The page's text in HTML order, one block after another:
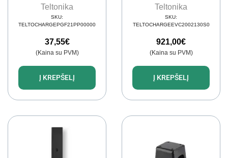
TeltoCharge EVC2
PGF21PP00000
Teltonika
SKU:
TELTOCHARGEPGF21PP00000
37,55€
(Kaina su PVM)
Į KREPŠELĮ
EVC2002130S0 (7,5 m
kabelis, 22 kW, 32 A)
Teltonika
SKU:
TELTOCHARGEEVC2002130S0
921,00€
(Kaina su PVM)
Į KREPŠELĮ